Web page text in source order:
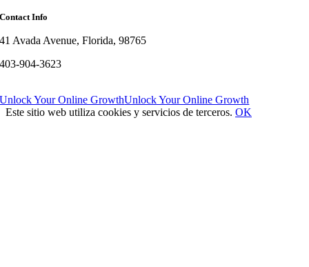
Contact Info
41 Avada Avenue, Florida, 98765
403-904-3623
Unlock Your Online GrowthUnlock Your Online Growth
Este sitio web utiliza cookies y servicios de terceros. OK